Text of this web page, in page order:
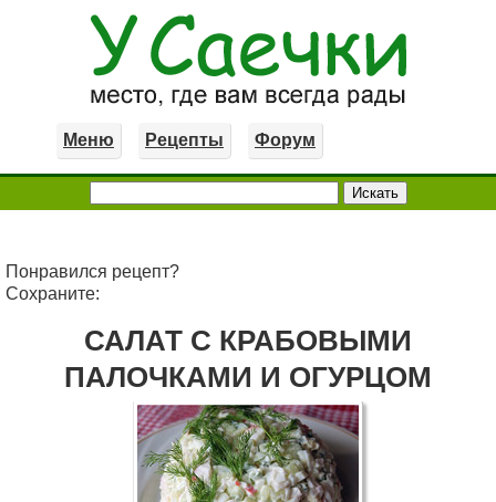
Меню Рецепты Форум
Понравился рецепт?
Сохраните:
САЛАТ С КРАБОВЫМИ
ПАЛОЧКАМИ И ОГУРЦОМ